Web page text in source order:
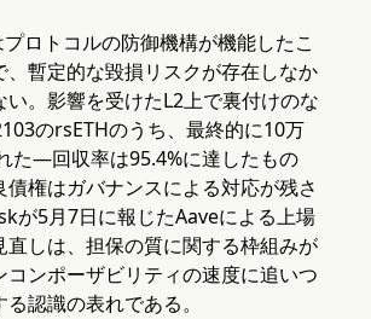
ロトコルの防御機構が機能したこ
、暫定的な毀損リスクが存在しなか
い。影響を受けたL2上で裏付けのな
のrsETHのうち、最終的に10万
た—回収率は95.4%に達したもの
権はガバナンスによる対応が残さ
が5月7日に報じたAaveによる上場
直しは、担保の質に関する枠組みが
コンポーザビリティの速度に追いつ
認識の表れである。